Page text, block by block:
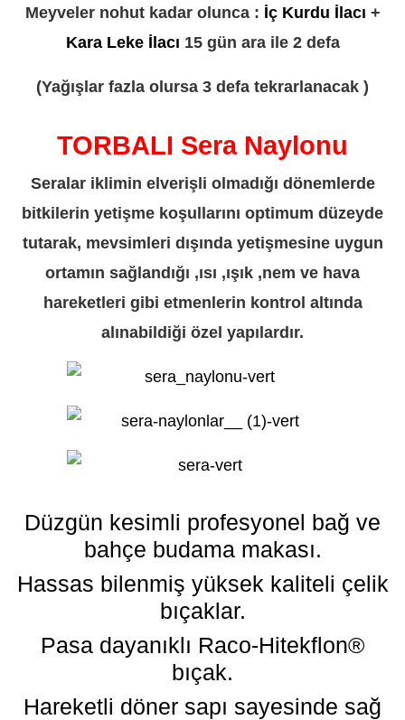
Meyveler nohut kadar olunca : İç Kurdu İlacı +
Kara Leke İlacı 15 gün ara ile 2 defa
(Yağışlar fazla olursa 3 defa tekrarlanacak )
TORBALI Sera Naylonu
Seralar iklimin elverişli olmadığı dönemlerde
bitkilerin yetişme koşullarını optimum düzeyde
tutarak, mevsimleri dışında yetişmesine uygun
ortamın sağlandığı ,ısı ,ışık ,nem ve hava
hareketleri gibi etmenlerin kontrol altında
alınabildiği özel yapılardır.
Düzgün kesimli profesyonel bağ ve
bahçe budama makası.
Hassas bilenmiş yüksek kaliteli çelik
bıçaklar.
Pasa dayanıklı Raco-Hitekflon®
bıçak.
Hareketli döner sapı sayesinde sağ